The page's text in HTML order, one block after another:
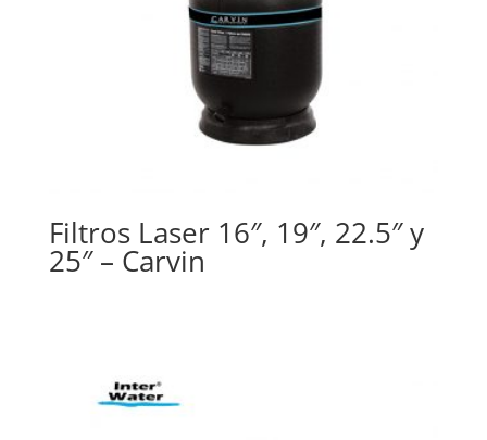
Filtros Laser 16″, 19″, 22.5″ y
25″ – Carvin